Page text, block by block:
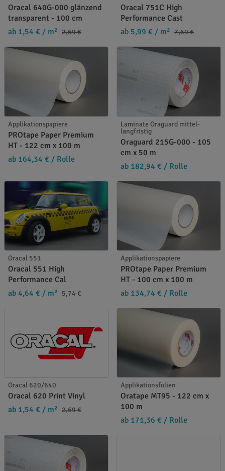
Oracal 640G-000 glänzend
transparent - 100 cm
ab 1,54 € / m² 2,69 €
Oracal 751C High
Performance Cast
ab 5,99 € / m² 7,69 €
Applikationspapiere
PROtape Paper Premium
HT - 122 cm x 100 m
ab 164,34 € / Rolle
Laminate Oraguard mittel-
langfristig
Oraguard 215G-000 - 105
cm x 50 m
ab 182,94 € / Rolle
Oracal 551
Oracal 551 High
Performance Cal
ab 4,64 € / m² 5,74 €
Applikationspapiere
PROtape Paper Premium
HT - 100 cm x 100 m
ab 134,74 € / Rolle
Oracal 620/640
Oracal 620 Print Vinyl
ab 1,54 € / m² 2,69 €
Applikationsfolien
Oratape MT95 - 122 cm x
100 m
ab 171,36 € / Rolle